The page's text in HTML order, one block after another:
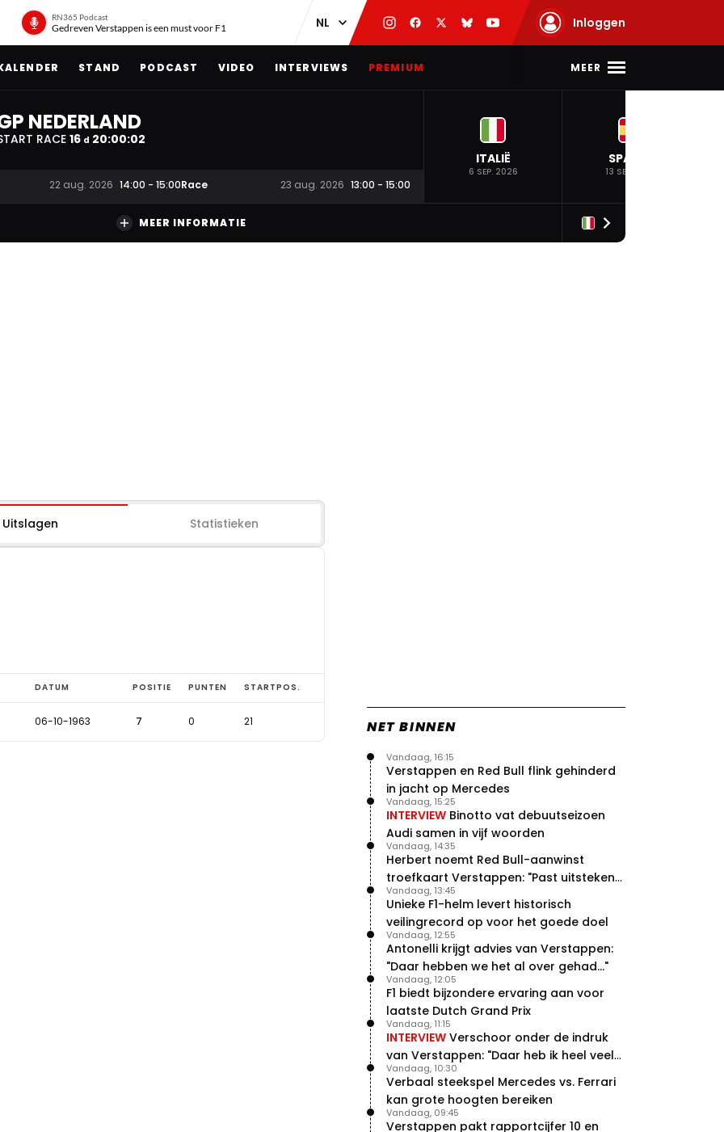
RN365 Podcast
Gedreven Verstappen is een must voor F1 Inloggen
STAND PODCAST VIDEO INTERVIEWS PREMIUM MEER
NEDERLAND
RACE16 d 20:00:01
22 aug. 2026 14:00 - 15:00Race 23 aug. 2026 13:00 - 15:00
ITALIË
6 SEP. 2026
SPANJE
13 SEP. 2026
MEER INFORMATIE
Uitslagen Statistieken
DATUM POSITIE PUNTEN STARTPOS.
06-10-1963 7 0 21 NET BINNEN
Verstappen en Red Bull flink gehinderd
in jacht op Mercedes
Vandaag, 16:15
INTERVIEW Binotto vat debuutseizoen
Audi samen in vijf woorden
Vandaag, 15:25
Herbert noemt Red Bull-aanwinst
troefkaart Verstappen: "Past uitstekend
bij Red Bull"
Vandaag, 14:35
Unieke F1-helm levert historisch
veilingrecord op voor het goede doel
Vandaag, 13:45
Antonelli krijgt advies van Verstappen:
"Daar hebben we het al over gehad..."
Vandaag, 12:55
F1 biedt bijzondere ervaring aan voor
laatste Dutch Grand Prix
Vandaag, 12:05
INTERVIEW Verschoor onder de indruk
van Verstappen: "Daar heb ik heel veel
respect voor"
Vandaag, 11:15
Verbaal steekspel Mercedes vs. Ferrari
kan grote hoogten bereiken
Vandaag, 10:30
Verstappen pakt rapportcijfer 10 en
Vandaag, 09:45